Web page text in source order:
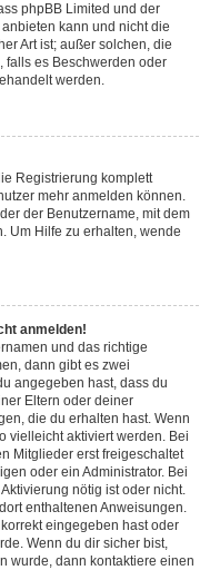
phpBB Limited und der
kann und nicht die
Art ist; außer solchen, die
falls es Beschwerden oder
werden.
Registrierung komplett
mehr anmelden können.
der Benutzername, mit dem
Um Hilfe zu erhalten, wende
anmelden!
und das richtige
dann gibt es zwei
angegeben hast, dass du
Eltern oder deiner
die du erhalten hast. Wenn
vielleicht aktiviert werden. Bei
Mitglieder erst freigeschaltet
oder ein Administrator. Bei
nötig ist oder nicht.
enthaltenen Anweisungen.
eingegeben hast oder
Wenn du dir sicher bist,
wurde, dann kontaktiere einen